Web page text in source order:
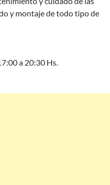
y montaje de todo tipo de
a 20:30 Hs.